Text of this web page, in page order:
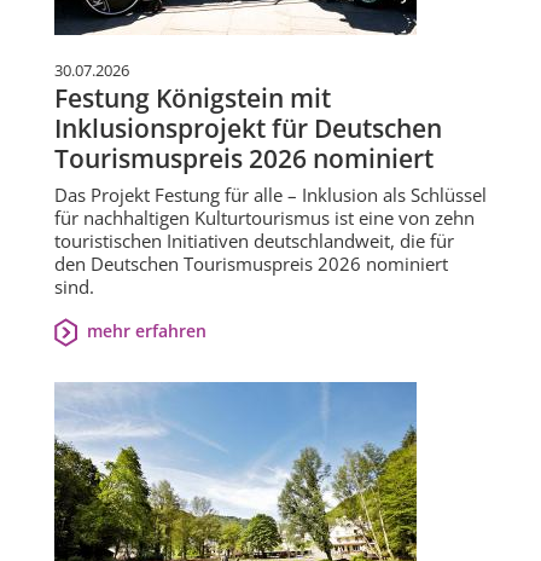
30.07.2026
Festung Königstein mit
Inklusionsprojekt für Deutschen
Tourismuspreis 2026 nominiert
Das Projekt Festung für alle – Inklusion als Schlüssel
für nachhaltigen Kulturtourismus ist eine von zehn
touristischen Initiativen deutschlandweit, die für
den Deutschen Tourismuspreis 2026 nominiert
sind.
mehr erfahren